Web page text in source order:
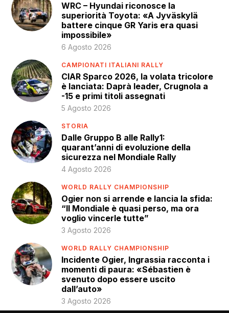
WRC – Hyundai riconosce la
superiorità Toyota: «A Jyväskylä
battere cinque GR Yaris era quasi
impossibile»
6 Agosto 2026
CAMPIONATI ITALIANI RALLY
CIAR Sparco 2026, la volata tricolore
è lanciata: Daprà leader, Crugnola a
-15 e primi titoli assegnati
5 Agosto 2026
STORIA
Dalle Gruppo B alle Rally1:
quarant’anni di evoluzione della
sicurezza nel Mondiale Rally
4 Agosto 2026
WORLD RALLY CHAMPIONSHIP
Ogier non si arrende e lancia la sfida:
“Il Mondiale è quasi perso, ma ora
voglio vincerle tutte”
3 Agosto 2026
WORLD RALLY CHAMPIONSHIP
Incidente Ogier, Ingrassia racconta i
momenti di paura: «Sébastien è
svenuto dopo essere uscito
dall’auto»
3 Agosto 2026